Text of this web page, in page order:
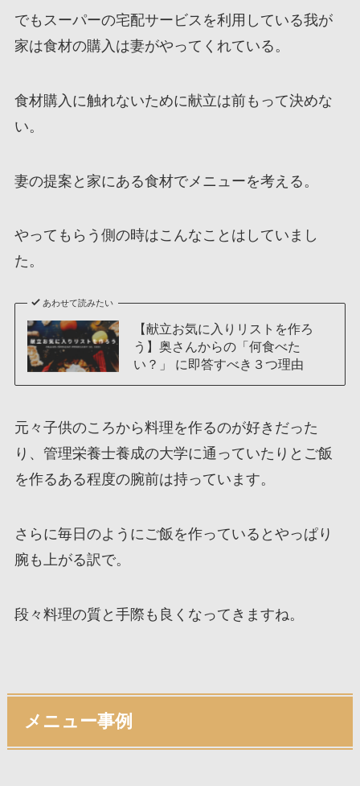
でもスーパーの宅配サービスを利用している我が
家は食材の購入は妻がやってくれている。
食材購入に触れないために献立は前もって決めな
い。
妻の提案と家にある食材でメニューを考える。
やってもらう側の時はこんなことはしていまし
た。
あわせて読みたい
【献立お気に入りリストを作ろ
う】奥さんからの「何食べた
い？」 に即答すべき３つ理由
元々子供のころから料理を作るのが好きだった
り、管理栄養士養成の大学に通っていたりとご飯
を作るある程度の腕前は持っています。
さらに毎日のようにご飯を作っているとやっぱり
腕も上がる訳で。
段々料理の質と手際も良くなってきますね。
メニュー事例